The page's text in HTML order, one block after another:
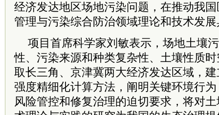
经济发达地区场地污染问题，在推动我
管理与污染综合防治领域理论和技术发
项目首席科学家刘敏表示，场地土壤
性、污染来源和种类复杂性、土壤性质
取长三角、京津冀两大经济发达区域，
强度精细化计算方法，阐明关键环境行
风险管控和修复治理的迫切要求，将对